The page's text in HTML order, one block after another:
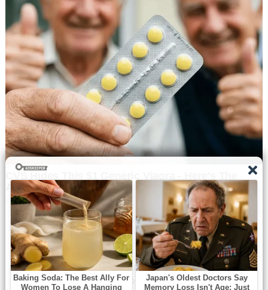
© Copyright All right reserved ByNavbharat Samay
WordPress Powered
By